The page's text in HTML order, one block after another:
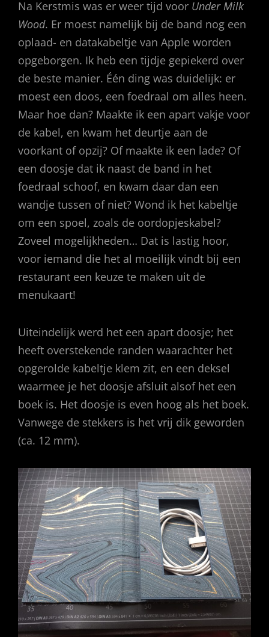
Na Kerstmis was er weer tijd voor Under Milk
Wood. Er moest namelijk bij de band nog een
oplaad- en datakabeltje van Apple worden
opgeborgen. Ik heb een tijdje gepiekerd over
de beste manier. Één ding was duidelijk: er
moest een doos, een foedraal om alles heen.
Maar hoe dan? Maakte ik een apart vakje voor
de kabel, en kwam het deurtje aan de
voorkant of opzij? Of maakte ik een lade? Of
een doosje dat ik naast de band in het
foedraal schoof, en kwam daar dan een
wandje tussen of niet? Wond ik het kabeltje
om een spoel, zoals de oordopjeskabel?
Zoveel mogelijkheden… Dat is lastig hoor,
voor iemand die het al moeilijk vindt bij een
restaurant een keuze te maken uit de
menukaart!
Uiteindelijk werd het een apart doosje; het
heeft overstekende randen waarachter het
opgerolde kabeltje klem zit, en een deksel
waarmee je het doosje afsluit alsof het een
boek is. Het doosje is even hoog als het boek.
Vanwege de stekkers is het vrij dik geworden
(ca. 12 mm).